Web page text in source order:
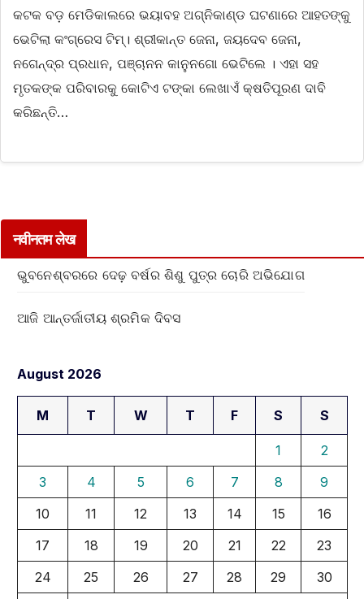
କଟକ ବଡ଼ ମେଡିକାଲରେ ଭୟାବହ ଅଗ୍ନିକାଣ୍ଡ ଘଟଣାରେ ଆହତଙ୍କୁ
ଭେଟିଲା କଂଗ୍ରେସ ଟିମ୍। ଶ୍ରୀକାନ୍ତ ଜେନା, ଜୟଦେବ ଜେନା,
ନଗେନ୍ଦ୍ର ପ୍ରଧାନ, ପଞ୍ଚାନନ କାନୁନଗୋ ଭେଟିଲେ । ଏହା ସହ
ମୃତକଙ୍କ ପରିବାରକୁ କୋଟିଏ ଟଙ୍କା ଲେଖାଏଁ କ୍ଷତିପୂରଣ ଦାବି
କରିଛନ୍ତି…
नवीनतम लेख
ଭୁବନେଶ୍ବରରେ ଦେଢ଼ ବର୍ଷର ଶିଶୁ ପୁତ୍ର ଚୋରି ଅଭିଯୋଗ
ଆଜି ଆନ୍ତର୍ଜାତୀୟ ଶ୍ରମିକ ଦିବସ
August 2026
M T W T F S S
1
2
3
4 5 6 7 8
9
10
11 12 13 14 15
16
17
18 19 20 21 22
23
24
25 26 27 28 29
30